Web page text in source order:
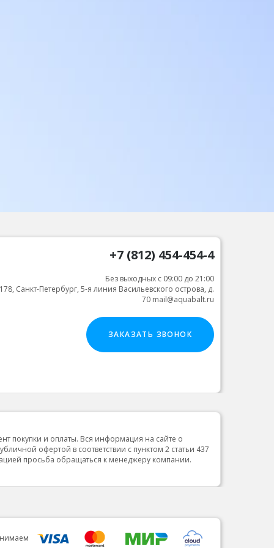
+7 (812) 454-454-4
Без выходных с 09:00 до 21:00
Санкт-Петербург, 5-я линия Васильевского острова, д.
70 mail@aquabalt.ru
ЗАКАЗАТЬ ЗВОНОК
покупки и оплаты. Вся информация на сайте о
офертой в соответствии с пунктом 2 статьи 437
просьба обращаться к менеджеру компании.